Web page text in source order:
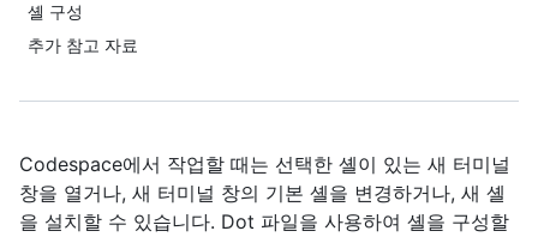
셸 구성
추가 참고 자료
Codespace에서 작업할 때는 선택한 셸이 있는 새 터미널
창을 열거나, 새 터미널 창의 기본 셸을 변경하거나, 새 셸
을 설치할 수 있습니다. Dot 파일을 사용하여 셸을 구성할